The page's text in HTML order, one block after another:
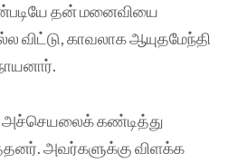
தன் மனைவியை
விட்டு, காவலாக ஆயுதமேந்தி
அச்செயலைக் கண்டித்து
அவர்களுக்கு விளக்க